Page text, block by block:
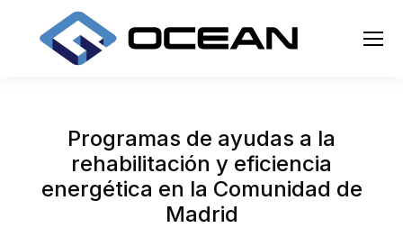
Programas de ayudas a la
rehabilitación y eficiencia
energética en la Comunidad de
Madrid